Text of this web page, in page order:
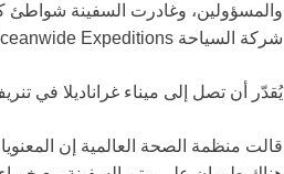
شركة السياحة Oceanwide Expeditions.
يُقدّر أن تصل إلى ميناء غراناديلا في
قالت منظمة الصحة العالمية إن